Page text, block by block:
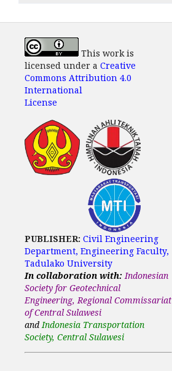
This work is
licensed under a Creative
Commons Attribution 4.0
International
License
PUBLISHER: Civil Engineering
Department, Engineering Faculty,
Tadulako University
In collaboration with: Indonesian
Society for Geotechnical
Engineering, Regional Commissariat
of Central Sulawesi
and Indonesia Transportation
Society, Central Sulawesi